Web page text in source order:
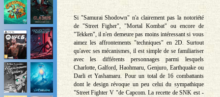
Si "Samurai Shodown" n'a clairement pas la notoriété
de "Street Figher", "Mortal Kombat" ou encore de
"Tekken", il n'en demeure pas moins intéressant si vous
aimez les affrontements "techniques" en 2D. Surtout
qu'avec ses mécanismes, il est simple de se familiariser
avec les différents personnages parmi lesquels
Charlotte, Galford, Haohmaru, Genjuro, Earthquake ou
Darli et Yashamaru. Pour un total de 16 combattants
dont le design révoque un peu celui du sympathique
"Street Fighter V "de Capcom. La recette de SNK est -